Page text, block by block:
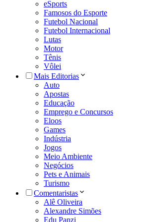
eSports
Famosos do Esporte
Futebol Nacional
Futebol Internacional
Lutas
Motor
Tênis
Vôlei
Mais Editorias
Auto
Apostas
Educação
Emprego e Concursos
Eloos
Games
Indústria
Jogos
Meio Ambiente
Negócios
Pets e Animais
Turismo
Comentaristas
Alê Oliveira
Alexandre Simões
Edu Panzi